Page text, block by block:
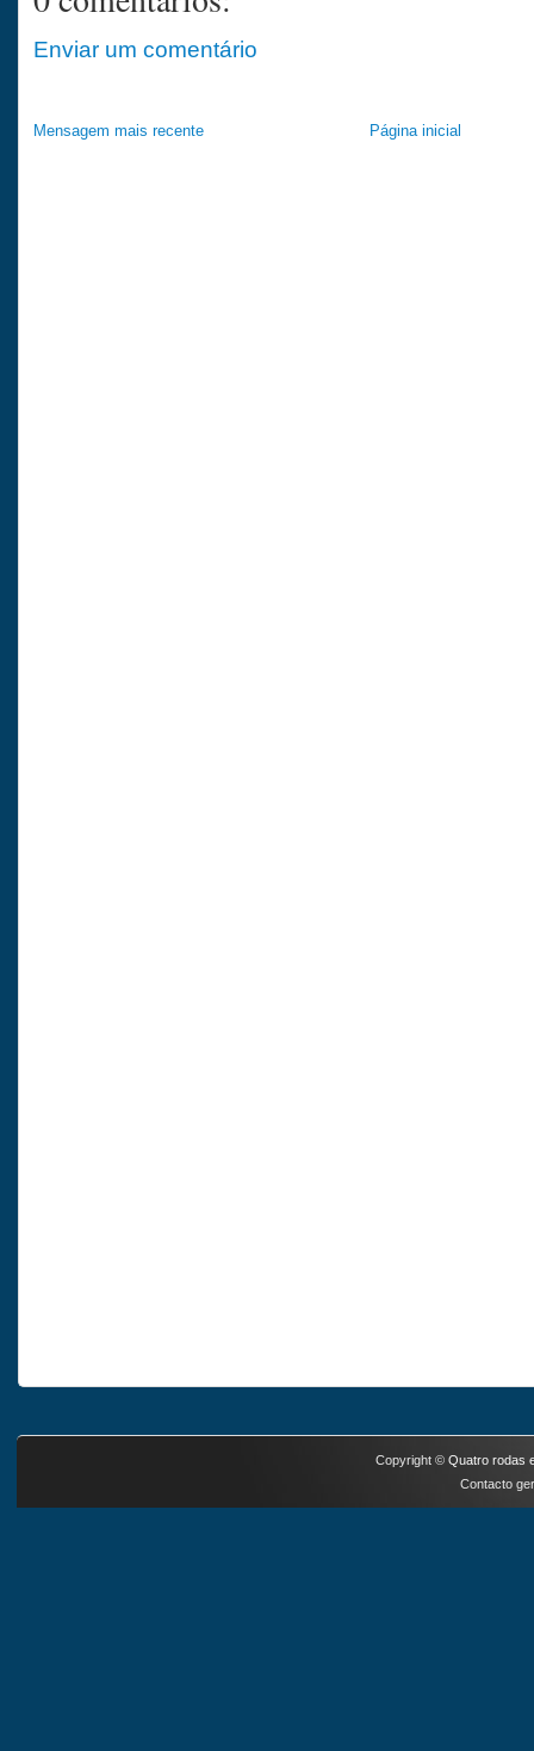
Enviar um comentário
Mensagem mais recente Página inicial
Copyright © Quatro rodas
Contacto